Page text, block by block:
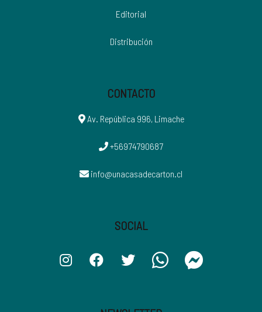
Editorial
Distribución
CONTACTO
Av. República 996, Limache
+56974790687
info@unacasadecarton.cl
SOCIAL